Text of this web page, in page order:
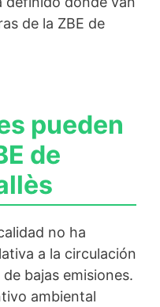
de la ZBE de
pueden
de
no ha
a la circulación
bajas emisiones.
ambiental